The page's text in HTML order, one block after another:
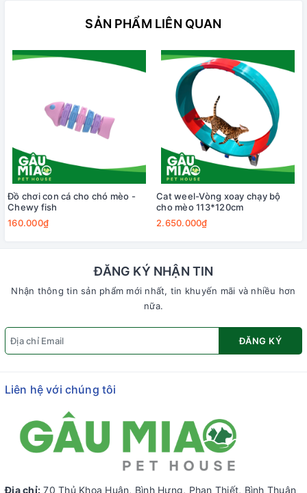
SẢN PHẨM LIÊN QUAN
Đồ chơi con cá cho chó mèo -
Chewy fish
160.000₫
Cat weel-Vòng xoay chạy bộ
cho mèo 113*120cm
2.650.000₫
ĐĂNG KÝ NHẬN TIN
Nhận thông tin sản phẩm mới nhất, tin khuyến mãi và nhiều hơn
nữa.
ĐĂNG KÝ
Liên hệ với chúng tôi
Địa chỉ: 70 Thủ Khoa Huân, Bình Hưng, Phan Thiết, Bình Thuận